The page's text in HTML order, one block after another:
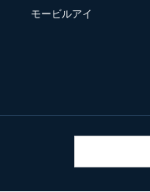
モービルアイ